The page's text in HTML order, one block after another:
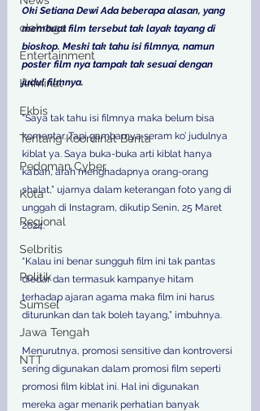
olahraga
Entertainment
Kriminal
Ekbis
Tentang Koordinat Berita
Pedoman Cyber
Kota
Regional
Selbritis
Politik
Sumsel
Jawa Tengah
NTT
Oki Setiana Dewi Ada beberapa alasan, yang
membuat film tersebut tak layak tayang di
bioskop. Meski tak tahu isi filmnya, namun
poster film nya tampak tak sesuai dengan
judul filmnya.
“Saya tak tahu isi filmnya maka belum bisa
komentar. Tapi gambarnya seram ko’ judulnya
kiblat ya. Saya buka-buka arti kiblat hanya
ka’bah, arah menghadapnya orang-orang
shalat,” ujarnya dalam keterangan foto yang di
unggah di Instagram, dikutip Senin, 25 Maret
2024.
“Kalau ini benar sungguh film ini tak pantas
diedar dan termasuk kampanye hitam
terhadap ajaran agama maka film ini harus
diturunkan dan tak boleh tayang,” imbuhnya.
Menurutnya, promosi sensitive dan kontroversi
sering digunakan dalam promosi film seperti
promosi film kiblat ini. Hal ini digunakan
mereka agar menarik perhatian banyak